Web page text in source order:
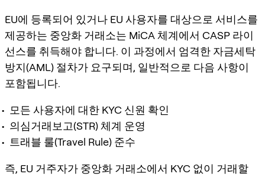
EU에 등록되어 있거나 EU 사용자를 대상으로 서비스를
제공하는 중앙화 거래소는 MiCA 체계에서 CASP 라이
선스를 취득해야 합니다. 이 과정에서 엄격한 자금세탁
방지(AML) 절차가 요구되며, 일반적으로 다음 사항이
포함됩니다.
모든 사용자에 대한 KYC 신원 확인
의심거래보고(STR) 체계 운영
트래블 룰(Travel Rule) 준수
즉, EU 거주자가 중앙화 거래소에서 KYC 없이 거래할